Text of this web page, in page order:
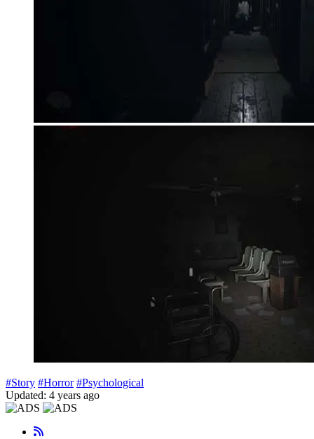
#Story #Horror #Psychological
Updated: 4 years ago